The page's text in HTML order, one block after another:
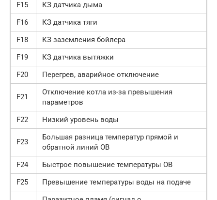
F15
КЗ датчика дыма
F16
КЗ датчика тяги
F18
КЗ заземления бойлера
F19
КЗ датчика вытяжки
F20
Перегрев, аварийное отключение
F21
Отключение котла из-за превышения
параметров
F22
Низкий уровень воды
F23
Большая разница температур прямой и
обратной линий ОВ
F24
Быстрое повышение температуры ОВ
F25
Превышение температуры воды на подаче